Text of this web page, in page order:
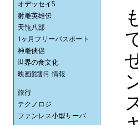
オデッセイ5
射雕英雄伝
天龍八部
1ヶ月フリーパスポート
神雕侠侶
世界の食文化
映画館割引情報
旅行
テクノロジ
ファンレス小型サーバ